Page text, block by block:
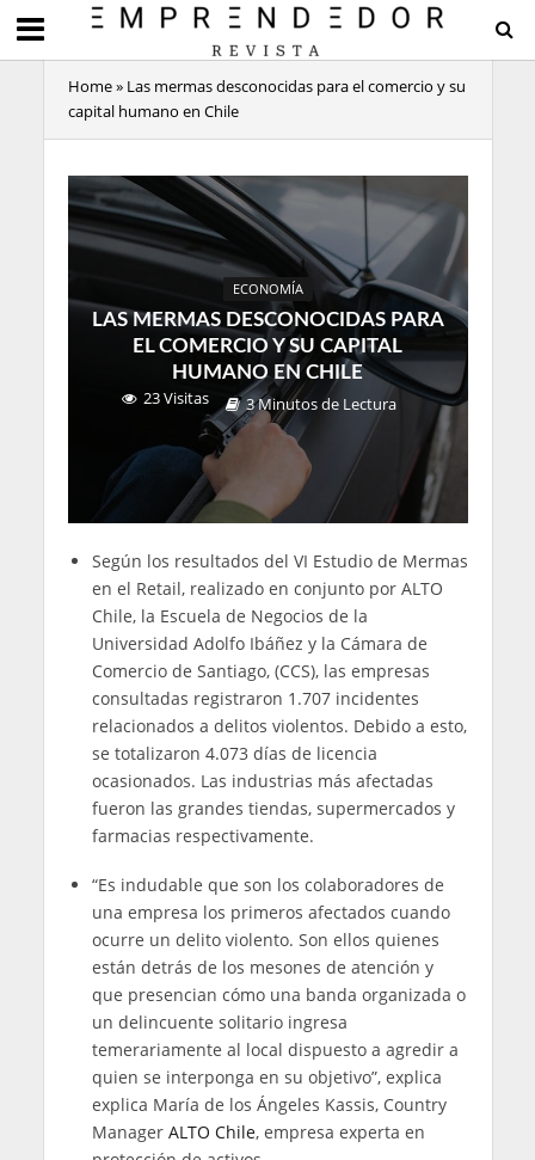
Home» Las mermas desconocidas para el comercio y su
capital humano en Chile
ECONOMÍA
LAS MERMAS DESCONOCIDAS PARA
EL COMERCIO Y SU CAPITAL
HUMANO EN CHILE
23 Visitas
3 Minutos de Lectura
Según los resultados del VI Estudio de Mermas
en el Retail, realizado en conjunto por ALTO
Chile, la Escuela de Negocios de la
Universidad Adolfo Ibáñez y la Cámara de
Comercio de Santiago, (CCS), las empresas
consultadas registraron 1.707 incidentes
relacionados a delitos violentos. Debido a esto,
se totalizaron 4.073 días de licencia
ocasionados. Las industrias más afectadas
fueron las grandes tiendas, supermercados y
farmacias respectivamente.
“Es indudable que son los colaboradores de
una empresa los primeros afectados cuando
ocurre un delito violento. Son ellos quienes
están detrás de los mesones de atención y
que presencian cómo una banda organizada o
un delincuente solitario ingresa
temerariamente al local dispuesto a agredir a
quien se interponga en su objetivo”, explica
explica María de los Ángeles Kassis, Country
Manager ALTO Chile, empresa experta en